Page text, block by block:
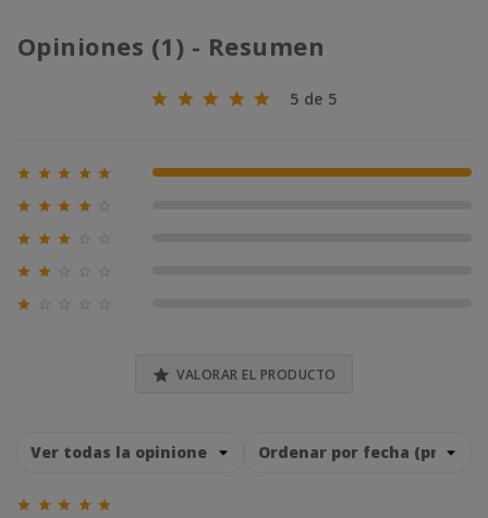
Opiniones (1) - Resumen
5 de 5
     100% (1)
   
  
 

 VALORAR EL PRODUCTO
    